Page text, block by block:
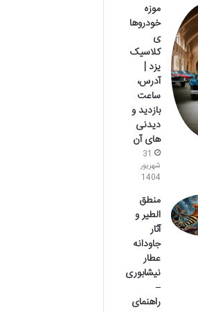
موزه
خودروها
ی
کلاسیک
یزد |
آدرس،
ساعت
بازدید و
دیدنی
های آن
31
شهریور
1404
منطق
الطیر و
آثار
جاودانه
عطار
نیشابوری
–
راهنمای